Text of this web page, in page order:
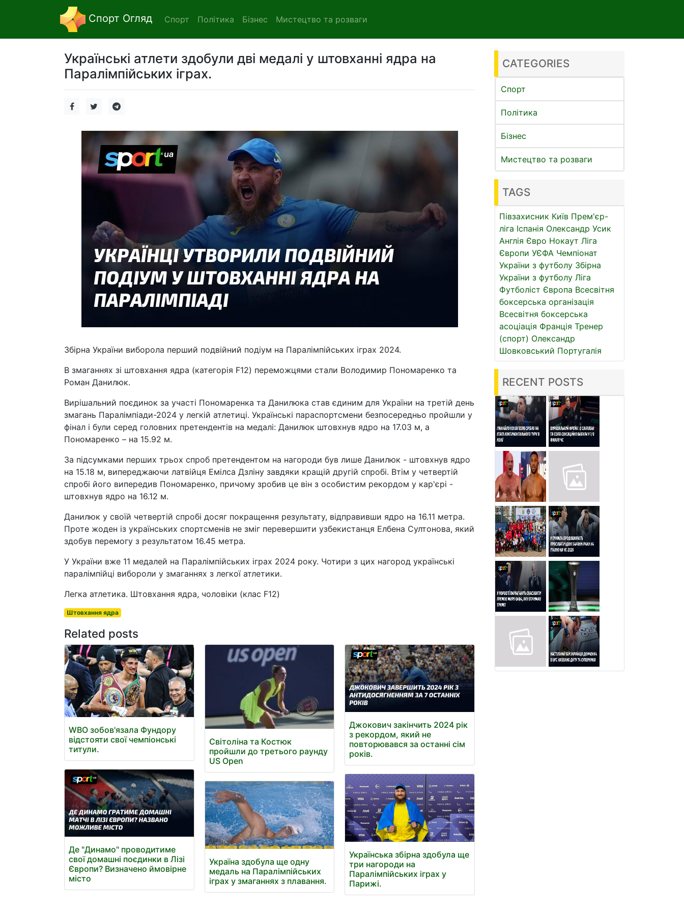
Спорт Огляд Спорт Політика Бізнес Мистецтво та розваги
Українські атлети здобули дві медалі у штовханні ядра на
Паралімпійських іграх.
Збірна України виборола перший подвійний подіум на Паралімпійських іграх 2024.
В змаганнях зі штовхання ядра (категорія F12) переможцями стали Володимир Пономаренко та
Роман Данилюк.
Вирішальний поєдинок за участі Пономаренка та Данилюка став єдиним для України на третій день
змагань Паралімпіади-2024 у легкій атлетиці. Українські параспортсмени безпосередньо пройшли у
фінал і були серед головних претендентів на медалі: Данилюк штовхнув ядро на 17.03 м, а
Пономаренко – на 15.92 м.
За підсумками перших трьох спроб претендентом на нагороди був лише Данилюк - штовхнув ядро
на 15.18 м, випереджаючи латвійця Емілса Дзліну завдяки кращій другій спробі. Втім у четвертій
спробі його випередив Пономаренко, причому зробив це він з особистим рекордом у кар'єрі -
штовхнув ядро на 16.12 м.
Данилюк у своїй четвертій спробі досяг покращення результату, відправивши ядро на 16.11 метра.
Проте жоден із українських спортсменів не зміг перевершити узбекистанця Елбена Султонова, який
здобув перемогу з результатом 16.45 метра.
У України вже 11 медалей на Паралімпійських іграх 2024 року. Чотири з цих нагород українські
паралімпійці вибороли у змаганнях з легкої атлетики.
Легка атлетика. Штовхання ядра, чоловіки (клас F12)
Штовхання ядра
Related posts
WBO зобов'язала Фундору
відстояти свої чемпіонські
титули.
Де "Динамо" проводитиме
свої домашні поєдинки в Лізі
Європи? Визначено ймовірне
місто
Світоліна та Костюк
пройшли до третього раунду
US Open
Україна здобула ще одну
медаль на Паралімпійських
іграх у змаганнях з плавання.
Джокович закінчить 2024 рік
з рекордом, який не
повторювався за останні сім
років.
Українська збірна здобула ще
три нагороди на
Паралімпійських іграх у
Парижі.
CATEGORIES
Спорт
Політика
Бізнес
Мистецтво та розваги
TAGS
Півзахисник Київ Прем'єр-
ліга Іспанія Олександр Усик
Англія Євро Нокаут Ліга
Європи УЄФА Чемпіонат
України з футболу Збірна
України з футболу Ліга
Футболіст Європа Всесвітня
боксерська організація
Всесвітня боксерська
асоціація Франція Тренер
(спорт) Олександр
Шовковський Португалія
RECENT POSTS